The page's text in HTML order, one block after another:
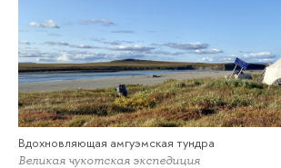
Вдохновляющая амгуэмская тундра
Великая чукотская экспедиция